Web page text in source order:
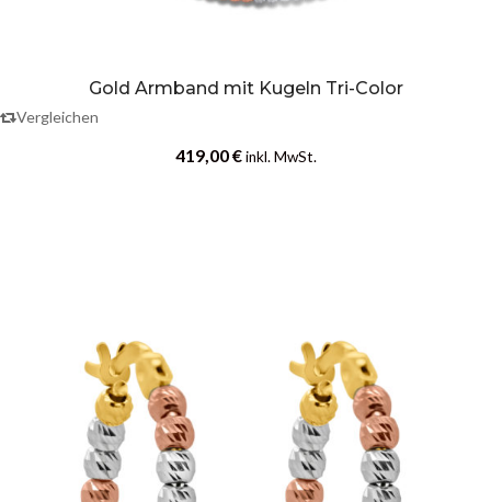
Gold Armband mit Kugeln Tri-Color
Vergleichen
419,00€ inkl. MwSt.